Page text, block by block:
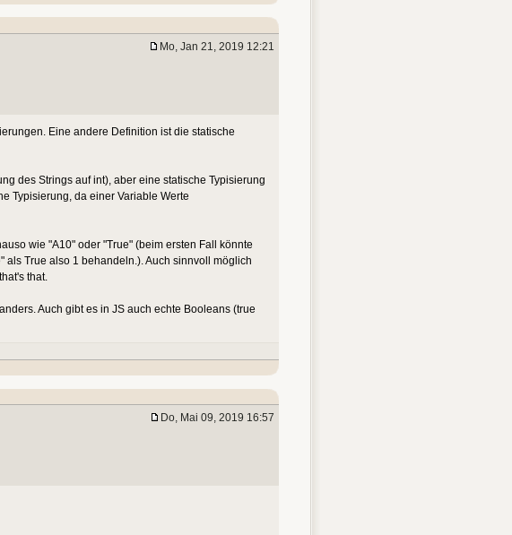
Mo, Jan 21, 2019 12:21
Eine andere Definition ist die statische
des Strings auf int), aber eine statische Typisierung
Typisierung, da einer Variable Werte
wie "A10" oder "True" (beim ersten Fall könnte
als True also 1 behandeln.). Auch sinnvoll möglich
that.
Auch gibt es in JS auch echte Booleans (true
Do, Mai 09, 2019 16:57